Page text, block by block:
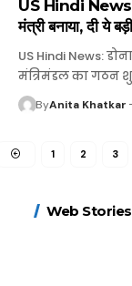
US Hindi News:
मंत्री बनाया, दी ये
US Hindi News:
मंत्रिमंडल का गठन
ByAnita Khatkar
1 2 3
Web Stories
15 नवंबर से लागू
FASTag के ये
मोटापे को कम